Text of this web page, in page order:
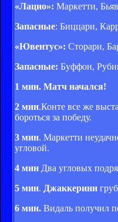
«Лацио»: Маркетти,
Запасные: Биццари,
«Ювентус»: Сторари,
Запасные: Буффон,
1 мин. Матч начался!
2 мин.Конте все же
бороться за победу.
3 мин. Маркетти
угловой.
4 мин Два угловых
5 мин. Джаккерини
6 мин. Видаль получил